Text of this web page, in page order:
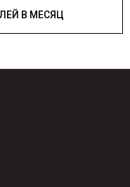
РАССРОЧКА ОТ 1000 РУБЛЕЙ В МЕСЯЦ